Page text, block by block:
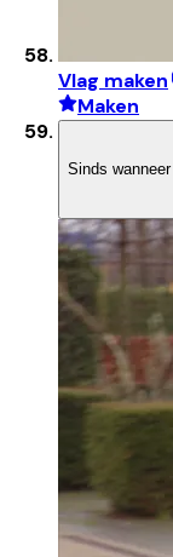
Vlag maken
Maken
Sinds